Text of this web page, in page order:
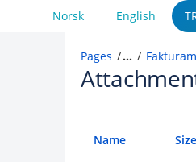
Norsk English
Pages …
Name Size